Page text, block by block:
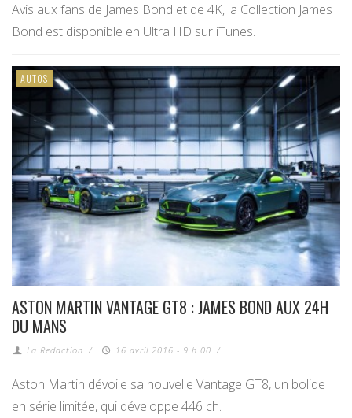
Avis aux fans de James Bond et de 4K, la Collection James
Bond est disponible en Ultra HD sur iTunes.
AUTOS
ASTON MARTIN VANTAGE GT8 : JAMES BOND AUX 24H
DU MANS
La Redaction / 16 avril 2016 - 9 h 00 /
Aston Martin dévoile sa nouvelle Vantage GT8, un bolide
en série limitée, qui développe 446 ch.